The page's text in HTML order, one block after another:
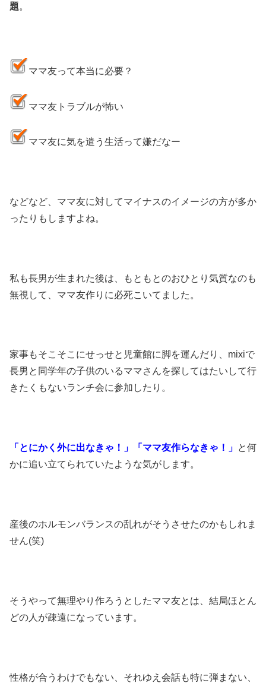
題。
ママ友って本当に必要？
ママ友トラブルが怖い
ママ友に気を遣う生活って嫌だなー
などなど、ママ友に対してマイナスのイメージの方が多か
ったりもしますよね。
私も長男が生まれた後は、もともとのおひとり気質なのも
無視して、ママ友作りに必死こいてました。
家事もそこそこにせっせと児童館に脚を運んだり、mixiで
長男と同学年の子供のいるママさんを探してはたいして行
きたくもないランチ会に参加したり。
「とにかく外に出なきゃ！」「ママ友作らなきゃ！」 と何
かに追い立てられていたような気がします。
産後のホルモンバランスの乱れがそうさせたのかもしれま
せん(笑)
そうやって無理やり作ろうとしたママ友とは、結局ほとん
どの人が疎遠になっています。
性格が合うわけでもない、それゆえ会話も特に弾まない、